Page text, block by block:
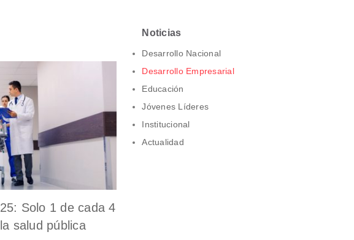
Solo 1 de cada 4
salud pública
Noticias
Desarrollo Nacional
Desarrollo Empresarial
Educación
Jóvenes Líderes
Institucional
Actualidad